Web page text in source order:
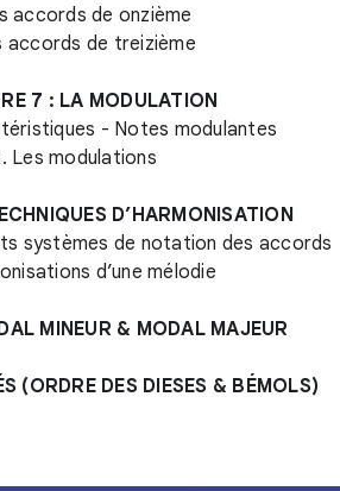
accords de onzième
accords de treizième
7 : LA MODULATION
- Notes modulantes
Les modulations
D’HARMONISATION
systèmes de notation des accords
d’une mélodie
MINEUR & MODAL MAJEUR
(ORDRE DES DIESES & BÉMOLS)